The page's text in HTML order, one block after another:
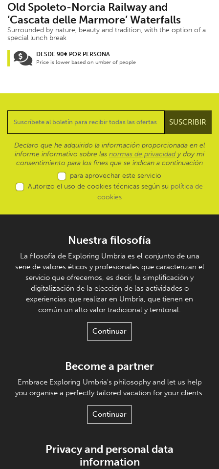
Old Spoleto-Norcia Railway and
‘Cascata delle Marmore’ Waterfalls
Surrounded by nature, beauty and tradition, with the option of a
special lunch break
DESDE 90€ POR PERSONA
Price is lower based on umber of people
Declaro que he adquirido la información proporcionada en el
informe informativo sobre las normas de privacidad y doy mi
consentimiento para los fines que se indican a continuación
para aprovechar este servicio
Autorizo el uso de cookies técnicas según su política de
cookies
Nuestra filosofía
La filosofía de Exploring Umbria es el conjunto de una
serie de valores éticos y profesionales que caracterizan el
servicio que ofrecemos, es decir, la simplificación y
digitalización de la elección de las actividades o
experiencias que realizar en Umbría, que tienen en
común un alto valor tradicional y territorial.
Continuar
Become a partner
Embrace Exploring Umbria's philosophy and let us help
you organise a perfectly tailored vacation for your clients.
Continuar
Privacy and personal data
information